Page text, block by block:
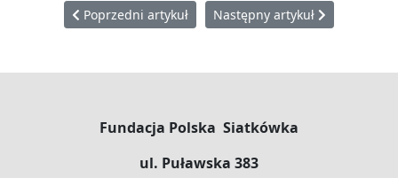
Poprzedni artykuł: Pierwszy amatorski turniej dla
Poprzedni artykuł Następny artykuł: Siatkówka
Następny artykuł
Fundacja Polska Siatkówka
ul. Puławska 383